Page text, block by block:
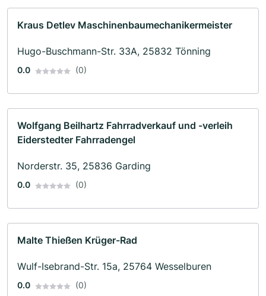
Kraus Detlev Maschinenbaumechanikermeister
Hugo-Buschmann-Str. 33A, 25832 Tönning
0.0 (0)
Wolfgang Beilhartz Fahrradverkauf und -verleih
Eiderstedter Fahrradengel
Norderstr. 35, 25836 Garding
0.0 (0)
Malte Thießen Krüger-Rad
Wulf-Isebrand-Str. 15a, 25764 Wesselburen
0.0 (0)